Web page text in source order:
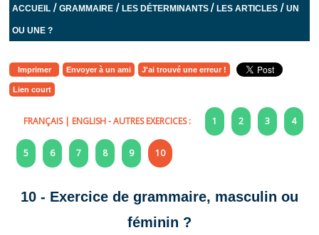
ACCUEIL /GRAMMAIRE /LES DÉTERMINANTS/LES ARTICLES /UN
OU UNE ?
Imprimer Envoyer à un ami J'ai trouvé une erreur !
Lien court
FRANÇAIS| ENGLISH- AUTRES EXERCICES : 1 2 3 4
5 6 7 8 9 10
10 - Exercice de grammaire, masculin ou
féminin ?